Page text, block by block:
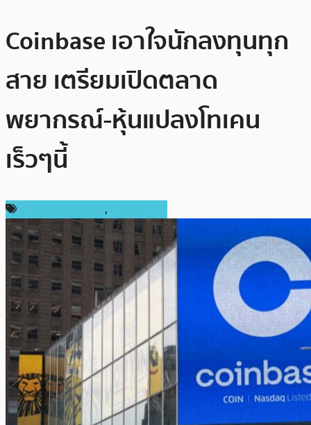
Coinbase เอาใจนักลงทุนทุก
สาย เตรียมเปิดตลาด
พยากรณ์-หุ้นแปลงโทเคน
เร็วๆนี้
,